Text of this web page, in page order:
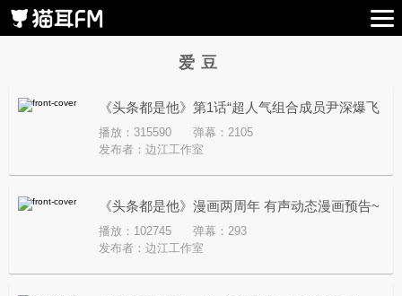
爱豆
《头条都是他》第1话“超人气组合成员尹深爆飞
机耍大牌欲炸飞机”
播放：315590
弹幕：2105
发布者： 边江工作室
《头条都是他》漫画两周年 有声动态漫画预告~
播放：102745
弹幕：293
发布者： 边江工作室